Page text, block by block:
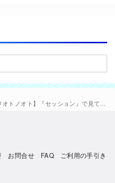
トノオト】『セッション』で見ていくａスタジオの魅力
お問合せ FAQ ご利用の手引き